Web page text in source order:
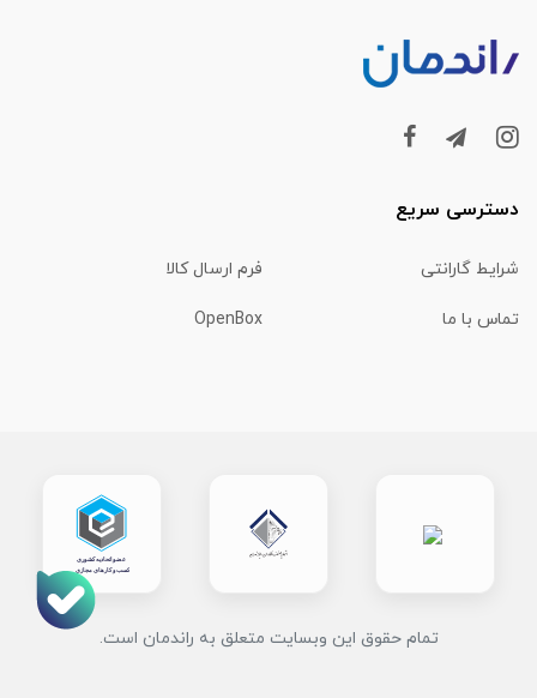
دسترسی سریع
شرایط گارانتی فرم ارسال کالا
تماس با ما OpenBox
تمام حقوق این وبسایت متعلق به راندمان است.